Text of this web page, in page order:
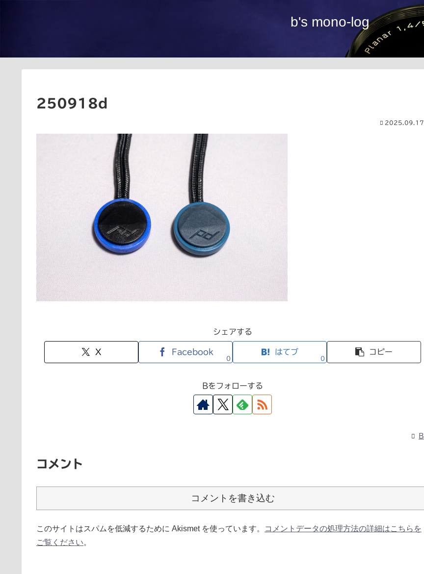
b's mono-log
250918d
2025.09.17
シェアする
X Facebook
0
はてブ
0
コピー
Bをフォローする
B
コメント
コメントを書き込む
このサイトはスパムを低減するために Akismet を使っています。
コメントデータの処理方法の詳細はこちらを
ご覧ください。